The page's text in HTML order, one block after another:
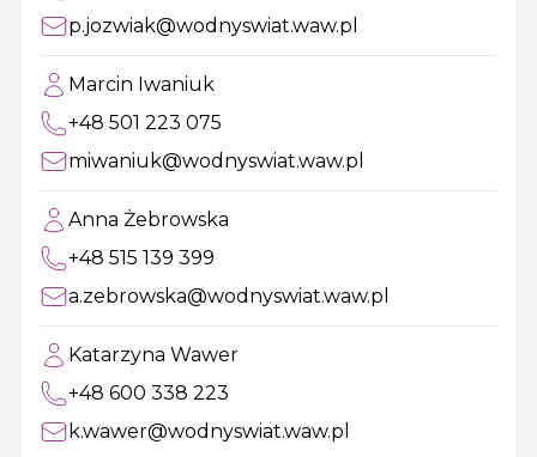
p.jozwiak@wodnyswiat.waw.pl
Marcin Iwaniuk
+48 501 223 075
miwaniuk@wodnyswiat.waw.pl
Anna Żebrowska
+48 515 139 399
a.zebrowska@wodnyswiat.waw.pl
Katarzyna Wawer
+48 600 338 223
k.wawer@wodnyswiat.waw.pl